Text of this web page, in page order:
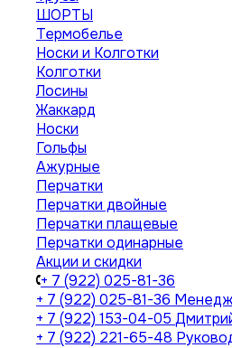
ШОРТЫ
Термобелье
Носки и Колготки
Колготки
Лосины
Жаккард
Носки
Гольфы
Ажурные
Перчатки
Перчатки двойные
Перчатки плащевые
Перчатки одинарные
Акции и скидки
+ 7 (922) 025-81-36
+ 7 (922) 025-81-36
+ 7 (922) 153-04-05
+ 7 (922) 221-65-48